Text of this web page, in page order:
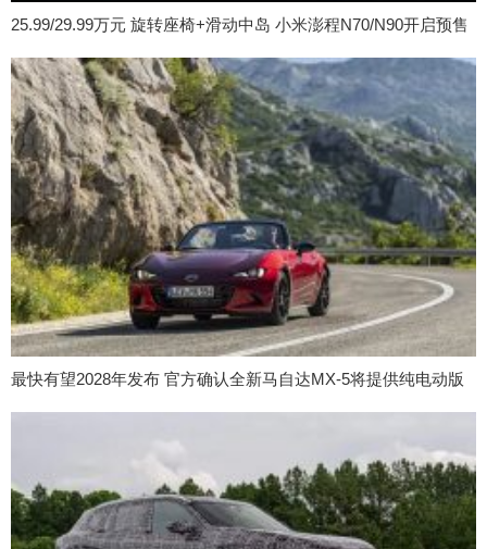
25.99/29.99万元 旋转座椅+滑动中岛 小米澎程N70/N90开启预售
最快有望2028年发布 官方确认全新马自达MX-5将提供纯电动版